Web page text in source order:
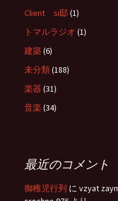
Client si邸 (1)
トマルラジオ (1)
建築(6)
未分類(188)
楽器 (31)
音楽 (34)
最近のコメント
御稚児行列 に vzyat